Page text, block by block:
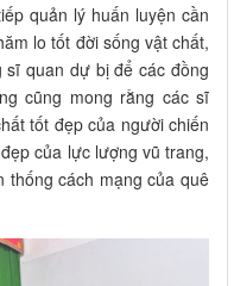
quản lý huấn luyện cần
lo tốt đời sống vật chất,
quan dự bị để các đồng
cũng mong rằng các sĩ
tốt đẹp của người chiến
của lực lượng vũ trang,
thống cách mạng của quê